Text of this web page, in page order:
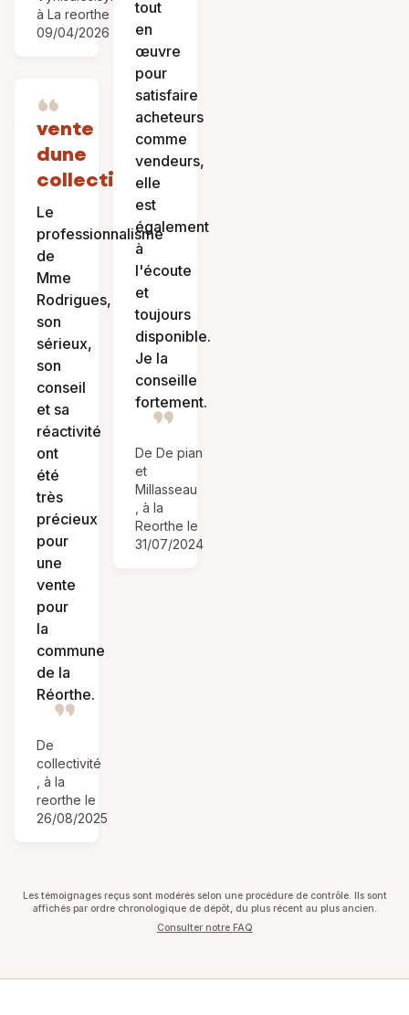
à La reorthe le
09/04/2026
vente
dune
collectivité
Le
professionnalisme
de
Mme
Rodrigues,
son
sérieux,
son
conseil
et sa
réactivité
ont
été
très
précieux
pour
une
vente
pour
la
commune
de la
Réorthe.
De
collectivité
, à la
reorthe le
26/08/2025
tout
en
œuvre
pour
satisfaire
acheteurs
comme
vendeurs,
elle
est
également
à
l'écoute
et
toujours
disponible.
Je la
conseille
fortement.
De De pian
et
Millasseau
, à la
Reorthe le
31/07/2024
Les témoignages reçus sont modérés selon une procédure de contrôle. Ils sont
affichés par ordre chronologique de dépôt, du plus récent au plus ancien.
Consulter notre FAQ